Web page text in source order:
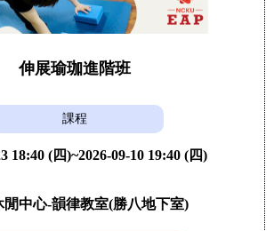
伸展瑜珈進階班
課程
18:40 (四)~2026-09-10 19:40 (四)
閒中心-韻律教室(勝八地下室)